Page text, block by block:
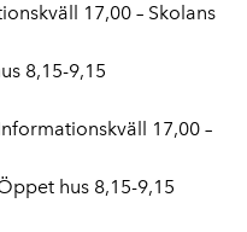
17,00 – Skolans
8,15-9,15
17,00 –
hus 8,15-9,15